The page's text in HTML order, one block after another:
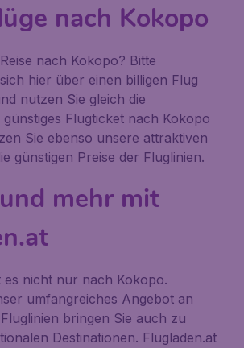
nach Kokopo
nach Kokopo? Bitte
hier über einen billigen Flug
nutzen Sie gleich die
günstiges Flugticket nach Kokopo
Sie ebenso unsere attraktiven
günstigen Preise der Fluglinien.
mehr mit
es nicht nur nach Kokopo.
umfangreiches Angebot an
bringen Sie auch zu
Destinationen. Flugladen.at